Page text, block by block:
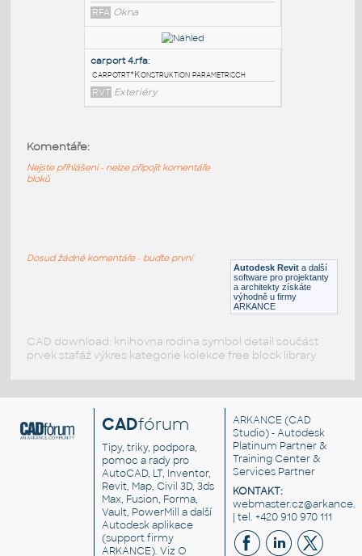
Schlagladen geteilt:
Schlagladen verwendbar fuer Balkontuere
und Fenster.Vol parametrisch.Dreiteilig
RFA Okna
RFA Okna
RVT Exteriéry Autodesk Revit a další
software pro projektanty
a architekty získáte
výhodně u firmy
ARKANCE
Komentáře:
Nejste přihlášeni - nelze připojit komentáře
bloků
Dosud žádné komentáře - buďte první
CAD download: knihovna rodina symbol detail součást
prvek stafáž výkres kategorie kolekce free block library
CADfórum
Tipy, triky, podpora,
pomoc a rady pro
AutoCAD, LT, Inventor,
Revit, Map, Civil 3D, 3ds
Max, Fusion, Forma,
Vault, PowerMill a další
Autodesk aplikace
(support firmy
ARKANCE). VizO
ARKANCE (CAD
Studio) - Autodesk
Platinum Partner &
Training Center &
Services Partner
KONTAKT:
| tel. +420 910 970 111